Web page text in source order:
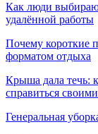
Как люди
удалённой работы
Почему короткие
форматом отдыха
Крыша дала течь:
справиться
Генеральная